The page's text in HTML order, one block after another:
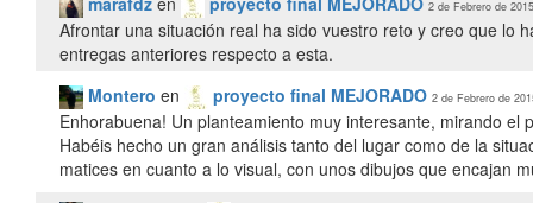
2 de Febrero de
Afrontar una situación real ha sido vuestro reto y creo que lo
entregas anteriores respecto a esta.
Montero en proyecto final MEJORADO 2 de Febrero de
Enhorabuena! Un planteamiento muy interesante, mirando
Habéis hecho un gran análisis tanto del lugar como de la
matices en cuanto a lo visual, con unos dibujos que encajan